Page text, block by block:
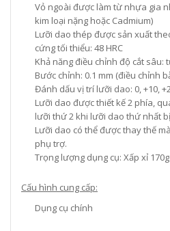
Vỏ ngoài được làm từ nhựa gia
kim loại nặng hoặc Cadmium)
Lưỡi dao thép được sản xuất
cứng tối thiểu: 48 HRC
Khả năng điều chỉnh độ cắt sâu:
Bước chỉnh: 0.1 mm (điều chỉnh
Đánh dấu vị trí lưỡi dao: 0, +10,
Lưỡi dao được thiết kế 2 phía,
lưỡi thứ 2 khi lưỡi dao thứ nhất
Lưỡi dao có thể được thay thế
phụ trợ.
Trọng lượng dụng cụ: Xấp xỉ 170g
Cấu hình cung cấp:
Dụng cụ chính